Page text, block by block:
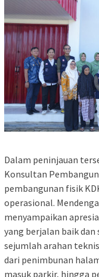
Dalam peninjauan
Konsultan
pembangunan fisik
operasional.
menyampaikan
yang berjalan baik
sejumlah arahan
dari penimbunan
masuk parkir, hingga